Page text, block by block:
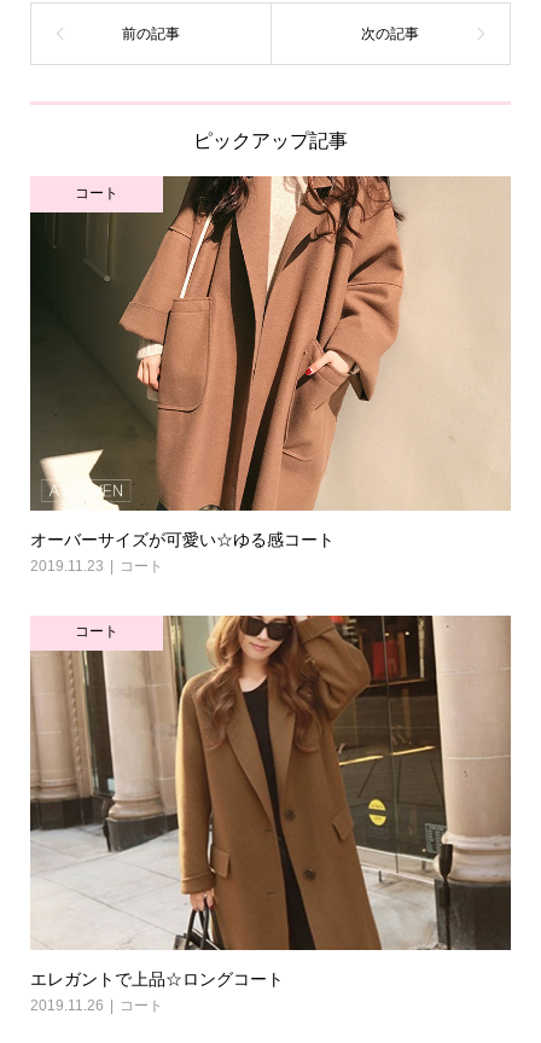
ピックアップ記事
コート
オーバーサイズが可愛い☆ゆる感コート
2019.11.23 コート
コート
エレガントで上品☆ロングコート
2019.11.26 コート